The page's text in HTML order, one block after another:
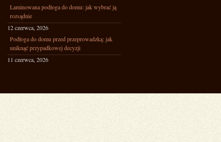
Laminowana podłoga do domu: jak wybrać ją
rozsądnie
12 czerwca, 2026
Podłoga do domu przed przeprowadzką: jak
uniknąć przypadkowej decyzji
11 czerwca, 2026